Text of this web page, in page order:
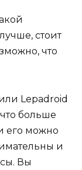
стоит
что
Lepadroid
больше
его можно
и
Вы